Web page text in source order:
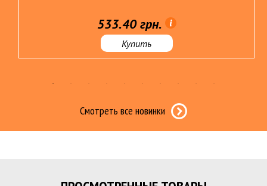
533.40 грн.
Купить
Смотреть все новинки